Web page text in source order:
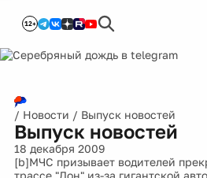
12+
/ Новости / Выпуск новостей
Выпуск новостей
18 декабря 2009
[b]МЧС призывает водителей